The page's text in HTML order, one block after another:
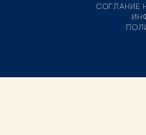
СОГЛАНИЕ